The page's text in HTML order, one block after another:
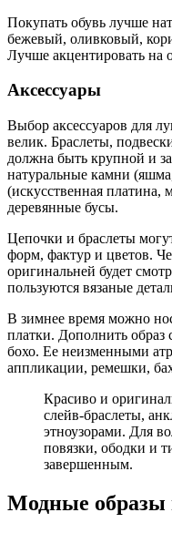
Покупать обувь лучше
бежевый, оливковый,
Лучше акцентировать на
Аксессуары
Выбор аксессуаров для
велик. Браслеты,
должна быть крупной и
натуральные камни
(искусственная платина,
деревянные бусы.
Цепочки и браслеты
форм, фактур и цветов.
оригинальней будет
пользуются вязаные
В зимнее время можно
платки. Дополнить образ
бохо. Ее неизменными
аппликации, ремешки,
Красиво и
слейв-браслеты,
этноузорами. Для
повязки, ободки и
завершенным.
Модные образы